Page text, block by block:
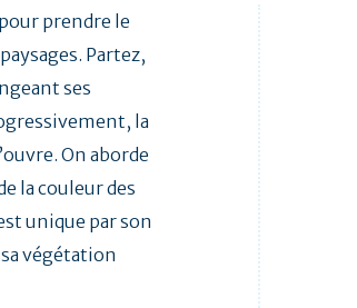
prendre le
Partez,
ses
la
On aborde
la couleur des
unique par son
végétation